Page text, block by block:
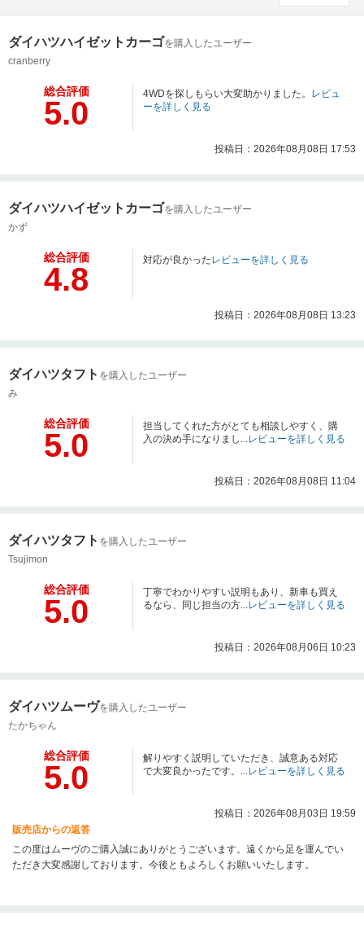
ダイハツハイゼットカーゴを購入したユーザー
cranberry
総合評価
5.0
4WDを探しもらい大変助かりました。 レビュ
ーを詳しく見る
投稿日：2026年08月08日 17:53
ダイハツハイゼットカーゴを購入したユーザー
かず
総合評価
4.8
対応が良かったレビューを詳しく見る
投稿日：2026年08月08日 13:23
ダイハツタフト を購入したユーザー
み
総合評価
5.0
担当してくれた方がとても相談しやすく、購
入の決め手になりまし...レビューを詳しく見る
投稿日：2026年08月08日 11:04
ダイハツタフト を購入したユーザー
Tsujimon
総合評価
5.0
丁寧でわかりやすい説明もあり、新車も買え
るなら、同じ担当の方...レビューを詳しく見る
投稿日：2026年08月06日 10:23
ダイハツムーヴを購入したユーザー
たかちゃん
総合評価
5.0
解りやすく説明していただき、誠意ある対応
で大変良かったです。...レビューを詳しく見る
投稿日：2026年08月03日 19:59
販売店からの返答
この度はムーヴのご購入誠にありがとうございます。遠くから足を運んでい
ただき大変感謝しております。今後ともよろしくお願いいたします。